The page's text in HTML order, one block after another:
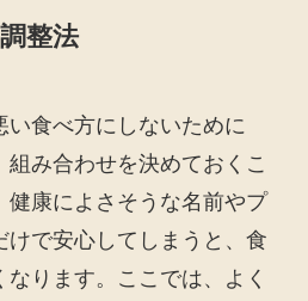
整法
い食べ方にしないために
み合わせを決めておくこ
健康によさそうな名前やプ
けで安心してしまうと、食
ります。ここでは、よく